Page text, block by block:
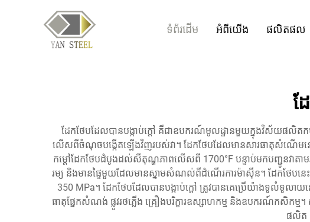
ទំព័រដើម អំពីយើង ផលិតផល
ដ
ដែកថែបដែលបានបង្កាប់ក្តៅ គឺជាឧបករណ៍មូលដ្ឋានមួយក្នុងវិស័យផលិ
លើសពីចំណុចបង្កើតឡើងវិញរបស់វា។ ដែកថែបដែលមានសារធាតុសំណើមនេ
កម្តៅដែកថែបដំបូងដល់សីតុណ្ហភាពលើសពី 1700°F បន្ទាប់មកបញ្ជូនវាត
រម្យ និងមានផ្ទៃមួយដែលមានស្នាមសំណល់ពីដំណើរការម៉ាស៊ីន។ ដែកថែបនេះម
350 MPa។ ដែកថែបដែលបានបង្កាប់ក្តៅ ត្រូវបានគេប្រើយ៉ាងទូលំទូល
ធាតុផ្នែកសំណង់ ផ្លូវរថភ្លើង គ្រឿងបរិក្ខារឧស្សាហកម្ម និងឧបករណ៍កសិកម្
ផលិត